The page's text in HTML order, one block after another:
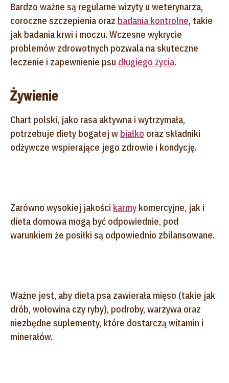
Bardzo ważne są regularne wizyty u weterynarza,
coroczne szczepienia oraz badania kontrolne, takie
jak badania krwi i moczu. Wczesne wykrycie
problemów zdrowotnych pozwala na skuteczne
leczenie i zapewnienie psu długiego życia.
Żywienie
Chart polski, jako rasa aktywna i wytrzymała,
potrzebuje diety bogatej w białko oraz składniki
odżywcze wspierające jego zdrowie i kondycję.
Zarówno wysokiej jakości karmy komercyjne, jak i
dieta domowa mogą być odpowiednie, pod
warunkiem że posiłki są odpowiednio zbilansowane.
Ważne jest, aby dieta psa zawierała mięso (takie jak
drób, wołowina czy ryby), podroby, warzywa oraz
niezbędne suplementy, które dostarczą witamin i
minerałów.